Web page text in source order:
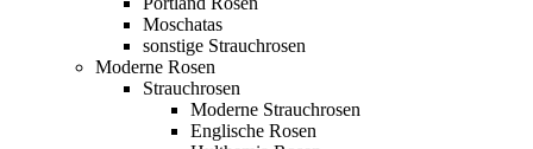
Moschatas
sonstige Strauchrosen
Moderne Rosen
Strauchrosen
Moderne Strauchrosen
Englische Rosen